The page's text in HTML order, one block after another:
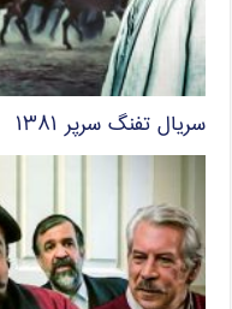
سریال تفنگ سرپر ۱۳۸۱